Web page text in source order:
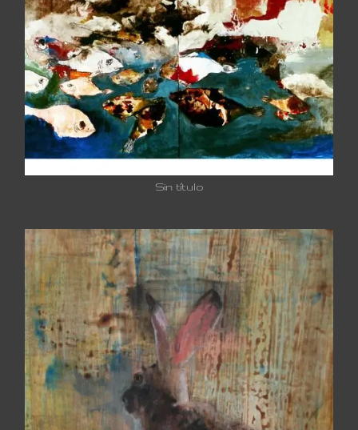
Sin título